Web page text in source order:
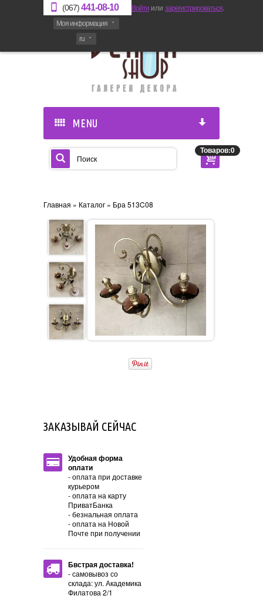
(067)441-08-10 Войти или зарегистрироваться
Моя информация
ru
MENU
Товаров:0
Главная » Каталог » Бра 513C08
ЗАКАЗЫВАЙ СЕЙЧАС
Удобная форма
оплати
- оплата при доставке
курьером
- оплата на карту
ПриватБанка
- безнальная оплата
- оплата на Новой
Почте при получении
Бвстрая доставка!
- самовывоз со
склада: ул. Академика
Филатова 2/1